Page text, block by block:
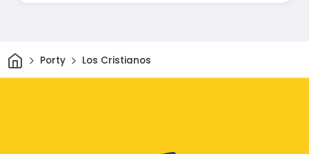
DomPorty Los Cristianos